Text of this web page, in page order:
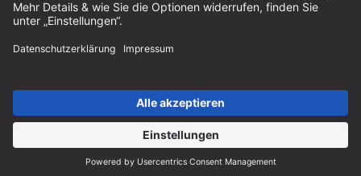
Cookie-Einstellungen
© 2026 sauter GmbH
* kostenloser Versand ab 150 Euro Bestellwert innerhalb
Deutschlands für die Standard-Paketgrößen - ausgenommen
Sperrgut und Fracht
In Abh. des Lieferlandes kann die MwSt. an der Kasse variieren.